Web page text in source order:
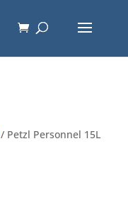
/ Petzl Personnel 15L